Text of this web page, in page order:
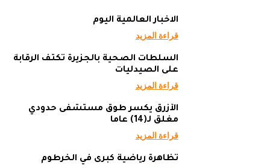
الاخبار العالمية اليوم
قراءة المزيد
السلطات الصحية بالجزيرة تكثف الرقابة
على الصيدليات
قراءة المزيد
الأزرق يكسر طوق مستشفى حدودي
مغلق لـ(14) عاما
قراءة المزيد
تظاهرة رياضية كبرى في الخرطوم